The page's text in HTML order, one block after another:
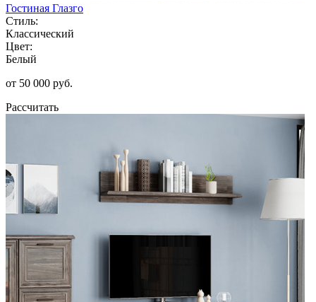
Гостиная Глазго
Стиль:
Классический
Цвет:
Белый
от 50 000 руб.
Рассчитать